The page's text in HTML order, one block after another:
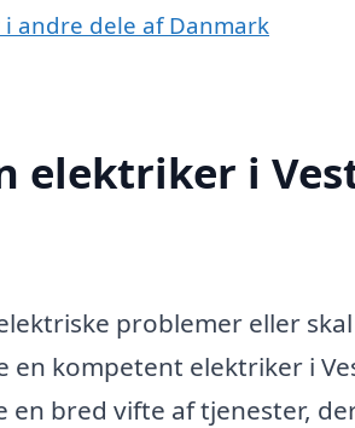
andre dele af Danmark
elektriker i
problemer eller
kompetent elektriker i
en bred vifte af tjenester,